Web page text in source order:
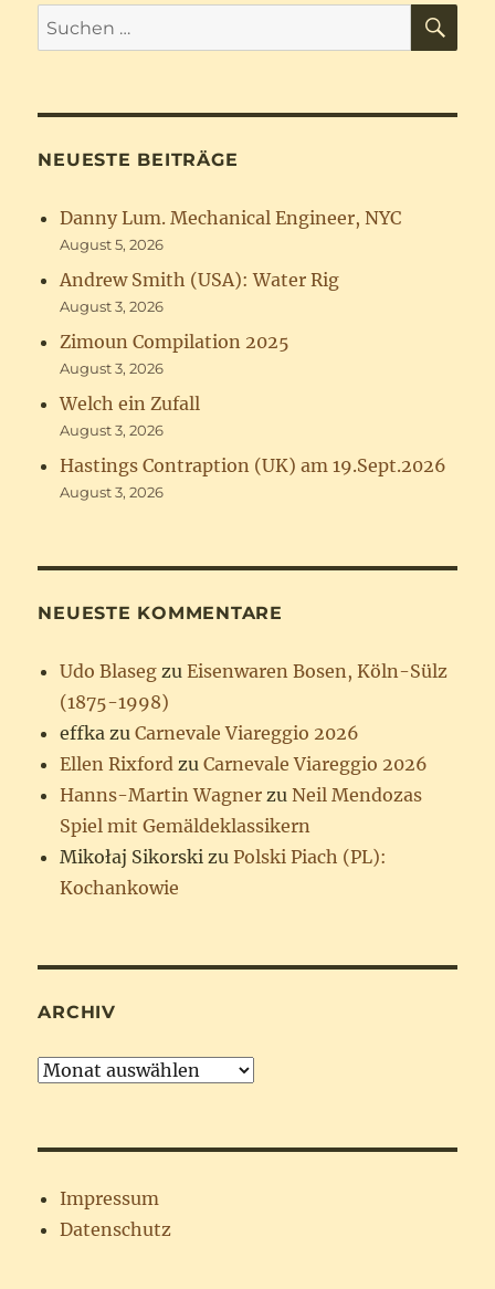
Suchen
nach:
NEUESTE BEITRÄGE
Danny Lum. Mechanical Engineer, NYC
August 5, 2026
Andrew Smith (USA): Water Rig
August 3, 2026
Zimoun Compilation 2025
August 3, 2026
Welch ein Zufall
August 3, 2026
Hastings Contraption (UK) am 19.Sept.2026
August 3, 2026
NEUESTE KOMMENTARE
Udo Blaseg zuEisenwaren Bosen, Köln-Sülz
(1875-1998)
effka zuCarnevale Viareggio 2026
Ellen Rixford zuCarnevale Viareggio 2026
Hanns-Martin Wagner zuNeil Mendozas
Spiel mit Gemäldeklassikern
Mikołaj Sikorski zuPolski Piach (PL):
Kochankowie
ARCHIV
Archiv
Impressum
Datenschutz